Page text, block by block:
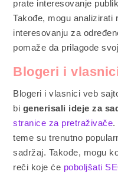
prate interesovanje
Takođe, mogu analizirati
interesovanju za
pomaže da prilagode
Blogeri i
Blogeri i vlasnici veb
bi generisali ideje za
stranice za pretraživače.
teme su trenutno
sadržaj. Takođe, mogu
reči koje će poboljšati